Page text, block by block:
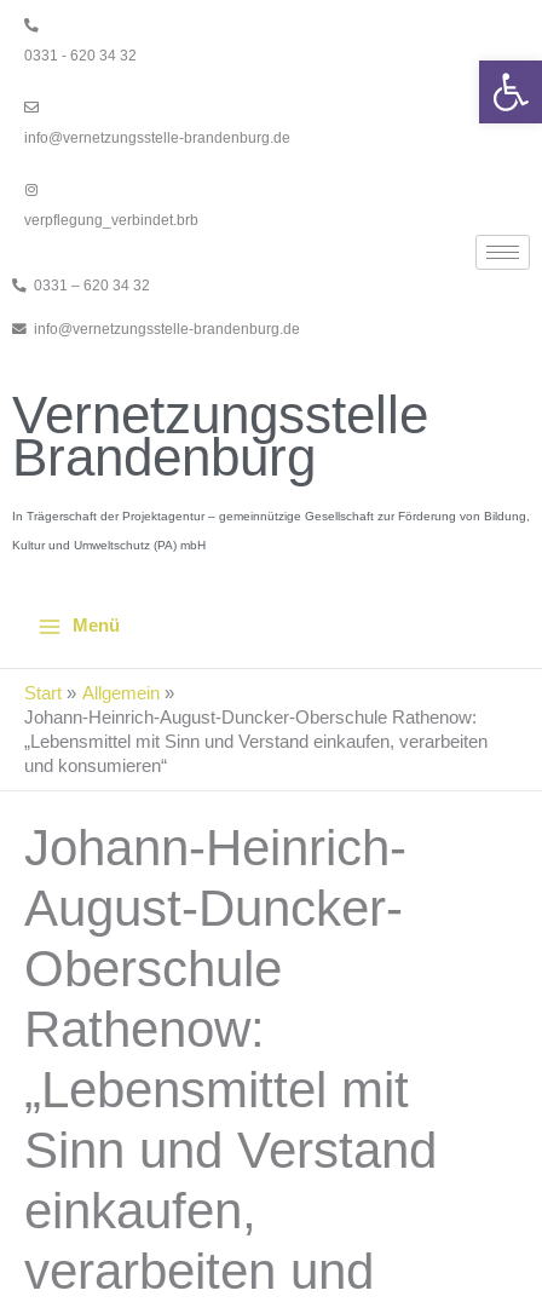
Inhalt
springen
0331 - 620 34 32
info@vernetzungsstelle-brandenburg.de
verpflegung_verbindet.brb
0331 – 620 34 32
info@vernetzungsstelle-brandenburg.de
Vernetzungsstelle
Brandenburg
In Trägerschaft der Projektagentur – gemeinnützige Gesellschaft zur Förderung von Bildung,
Kultur und Umweltschutz (PA) mbH
Menü
Start
Allgemein
Johann-Heinrich-August-Duncker-Oberschule Rathenow:
„Lebensmittel mit Sinn und Verstand einkaufen, verarbeiten
und konsumieren“
Johann-Heinrich-
August-Duncker-
Oberschule
Rathenow:
„Lebensmittel mit
Sinn und Verstand
einkaufen,
verarbeiten und